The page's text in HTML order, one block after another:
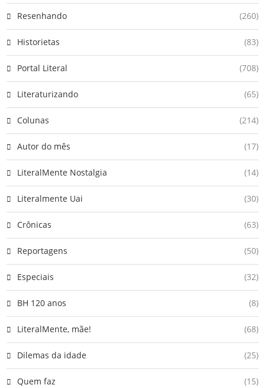
Resenhando (260)
Historietas (83)
Portal Literal (708)
Literaturizando (65)
Colunas (214)
Autor do mês (17)
LiteralMente Nostalgia (14)
Literalmente Uai (30)
Crônicas (63)
Reportagens (50)
Especiais (32)
BH 120 anos (8)
LiteralMente, mãe! (68)
Dilemas da idade (25)
Quem faz (15)